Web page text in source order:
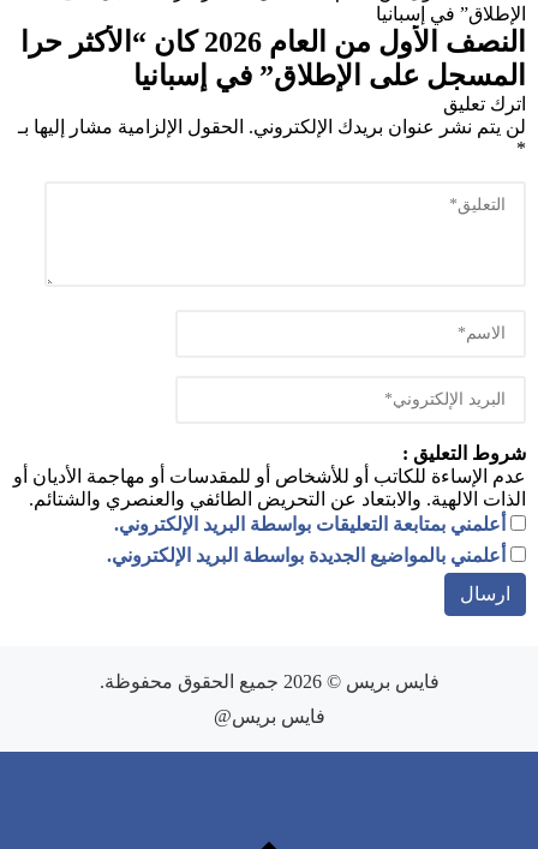
النصف الأول من العام 2026 كان “الأكثر حرا
المسجل على الإطلاق” في إسبانيا
اترك تعليق
لن يتم نشر عنوان بريدك الإلكتروني. الحقول الإلزامية مشار إليها بـ
*
شروط التعليق :
عدم الإساءة للكاتب أو للأشخاص أو للمقدسات أو مهاجمة الأديان أو
الذات الالهية. والابتعاد عن التحريض الطائفي والعنصري والشتائم.
أعلمني بمتابعة التعليقات بواسطة البريد الإلكتروني.
أعلمني بالمواضيع الجديدة بواسطة البريد الإلكتروني.
فايس بريس © 2026 جميع الحقوق محفوظة.
فايس بريس@